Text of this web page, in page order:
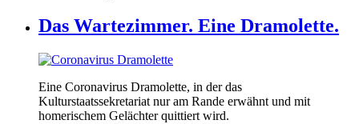
Das Wartezimmer. Eine Dramolette.
Eine Coronavirus Dramolette, in der das
Kulturstaatssekretariat nur am Rande erwähnt und mit
homerischem Gelächter quittiert wird.